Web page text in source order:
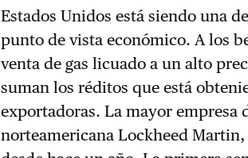
Estados Unidos está siendo una
punto de vista económico. A los
venta de gas licuado a un alto
suman los réditos que está
exportadoras. La mayor empresa
norteamericana Lockheed